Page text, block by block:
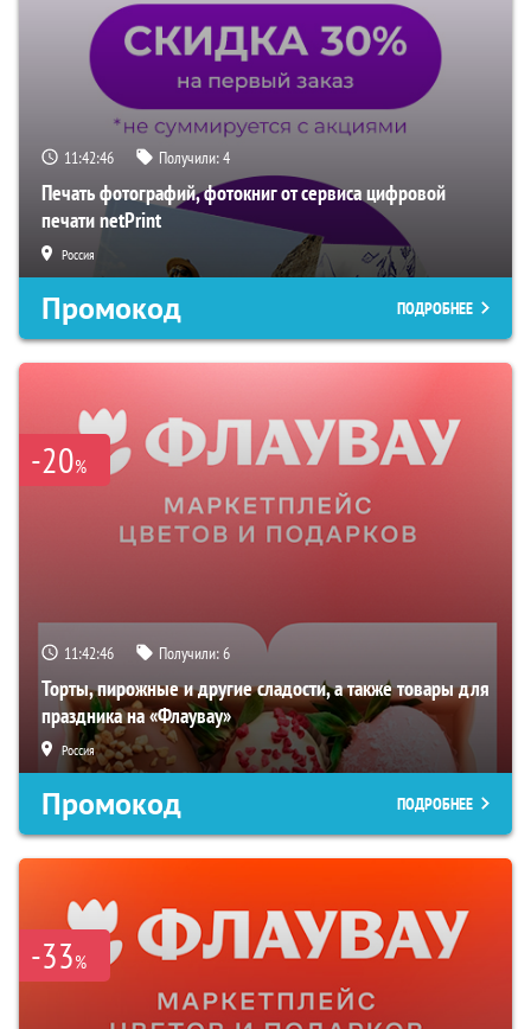
11:42:45 Получили:4
Печать фотографий, фотокниг от сервиса цифровой
печати netPrint
Россия
Промокод ПОДРОБНЕЕ
-20%
11:42:45 Получили:6
Торты, пирожные и другие сладости, а также товары для
праздника на «Флаувау»
Россия
Промокод ПОДРОБНЕЕ
-33%